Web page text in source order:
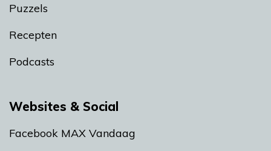
Puzzels
Recepten
Podcasts
Websites & Social
Facebook MAX Vandaag